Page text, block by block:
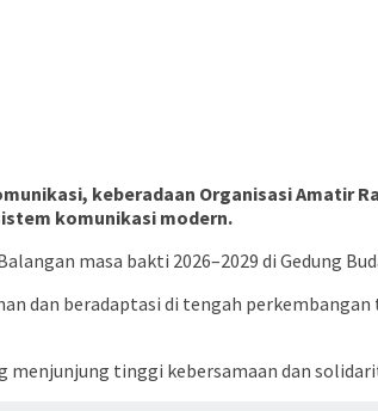
keberadaan Organisasi Amatir
komunikasi modern.
masa bakti 2026–2029 di Gedung
dan beradaptasi di tengah
menjunjung tinggi kebersamaan dan